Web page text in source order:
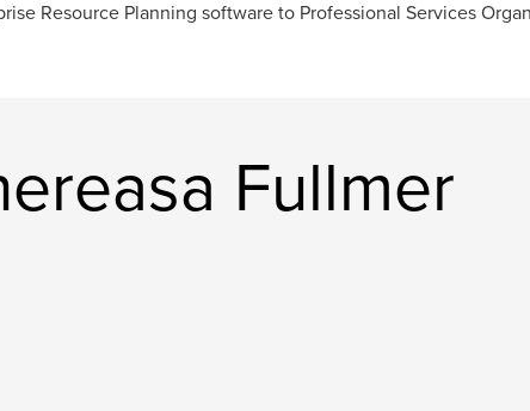
Resource Planning software to Professional Services
Fullmer